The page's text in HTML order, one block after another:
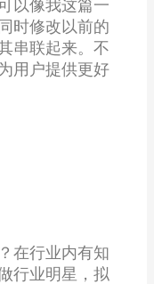
以像我这篇一
时修改以前的
串联起来。不
用户提供更好
在行业内有知
行业明星，拟